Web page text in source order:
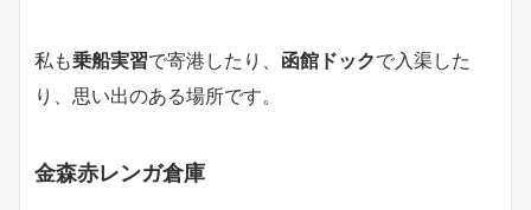
私も乗船実習で寄港したり、 函館ドックで入渠した
り、思い出のある場所です。
金森赤レンガ倉庫